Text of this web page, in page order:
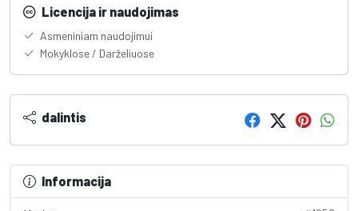
Licencija ir naudojimas
Asmeniniam naudojimui
Mokyklose / Darželiuose
dalintis
Informacija